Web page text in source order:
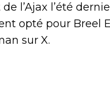
l’Ajax l’été
opté pour Breel
sur X.